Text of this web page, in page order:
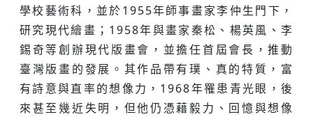
學校藝術科，並於1955年師事畫家李仲生門下，
研究現代繪畫；1958年與畫家秦松、楊英風、李
錫奇等創辦現代版畫會，並擔任首屆會長，推動
臺灣版畫的發展。其作品帶有璞、真的特質，富
有詩意與直率的想像力，1968年罹患青光眼，後
來甚至幾近失明，但他仍憑藉毅力、回憶與想像